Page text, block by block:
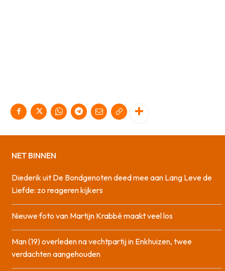
NET BINNEN
Diederik uit De Bondgenoten deed mee aan Lang Leve de
Liefde: zo reageren kijkers
Nieuwe foto van Martijn Krabbé maakt veel los
Man (19) overleden na vechtpartij in Enkhuizen, twee
verdachten aangehouden